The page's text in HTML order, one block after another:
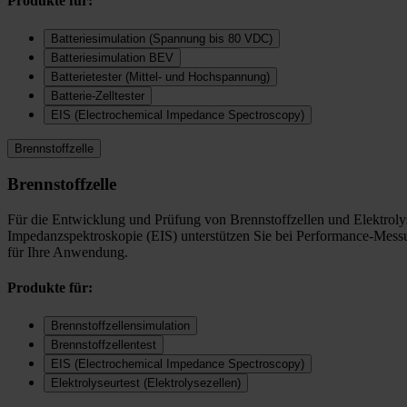
Batteriesimulation (Spannung bis 80 VDC)
Batteriesimulation BEV
Batterietester (Mittel- und Hochspannung)
Batterie-Zelltester
EIS (Electrochemical Impedance Spectroscopy)
Brennstoffzelle
Brennstoffzelle
Für die Entwicklung und Prüfung von Brennstoffzellen und
Impedanzspektroskopie (EIS) unterstützen Sie bei Performance-
für Ihre Anwendung.
Produkte für:
Brennstoffzellensimulation
Brennstoffzellentest
EIS (Electrochemical Impedance Spectroscopy)
Elektrolyseurtest (Elektrolysezellen)